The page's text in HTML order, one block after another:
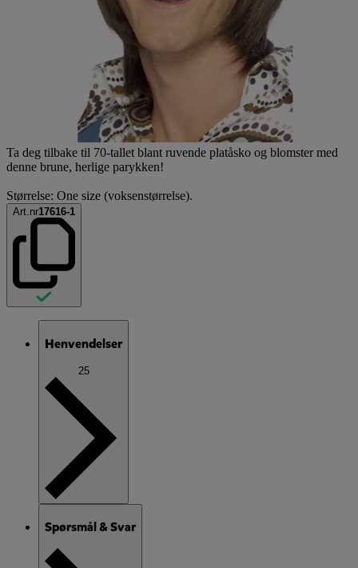
Ta deg tilbake til 70-tallet blant ruvende platåsko og blomster med
denne brune, herlige parykken!
Størrelse: One size (voksenstørrelse).
Art.nr17616-1
Henvendelser
25
Spørsmål & Svar